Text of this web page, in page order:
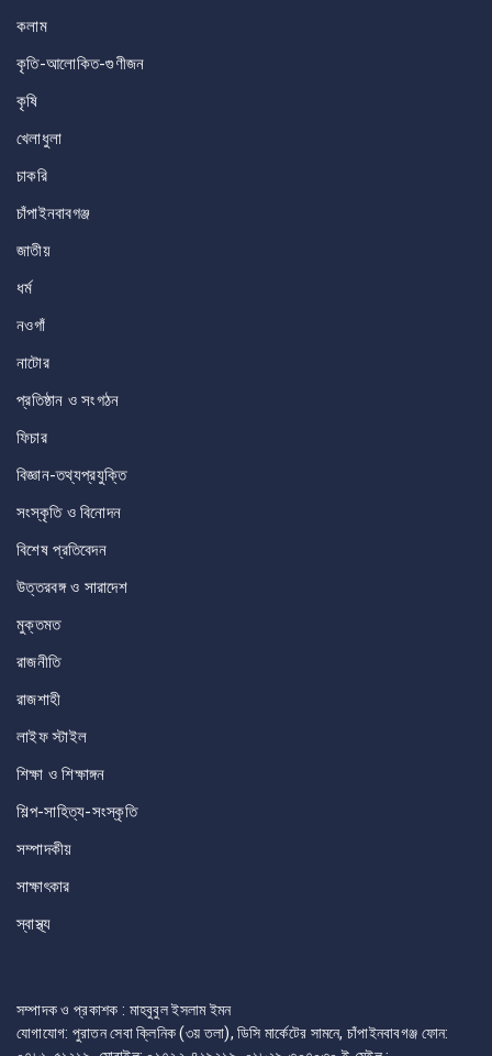
কলাম
কৃতি-আলোকিত-গুণীজন
কৃষি
খেলাধুলা
চাকরি
চাঁপাইনবাবগঞ্জ
জাতীয়
ধর্ম
নওগাঁ
নাটোর
প্রতিষ্ঠান ও সংগঠন
ফিচার
বিজ্ঞান-তথ্যপ্রযুক্তি
সংস্কৃতি ও বিনোদন
বিশেষ প্রতিবেদন
উত্তরবঙ্গ ও সারাদেশ
মুক্তমত
রাজনীতি
রাজশাহী
লাইফ স্টাইল
শিক্ষা ও শিক্ষাঙ্গন
শিল্প-সাহিত্য-সংস্কৃতি
সম্পাদকীয়
সাক্ষাৎকার
স্বাস্থ্য
সম্পাদক ও প্রকাশক : মাহবুবুল ইসলাম ইমন
যোগাযোগ: পুরাতন সেবা ক্লিনিক (৩য় তলা), ডিসি মার্কেটের সামনে, চাঁপাইনবাবগঞ্জ ফোন: